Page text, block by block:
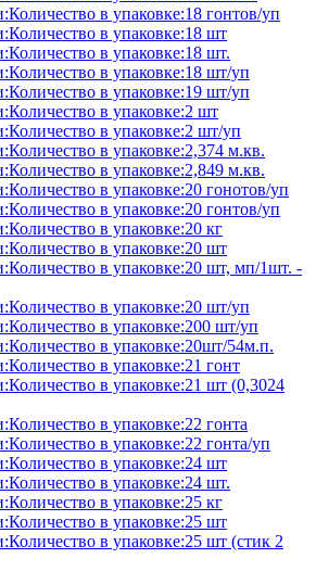
в упаковке:18 гонтов/уп
в упаковке:18 шт
в упаковке:18 шт.
в упаковке:18 шт/уп
в упаковке:19 шт/уп
в упаковке:2 шт
в упаковке:2 шт/уп
в упаковке:2,374 м.кв.
в упаковке:2,849 м.кв.
в упаковке:20 гонотов/уп
в упаковке:20 гонтов/уп
в упаковке:20 кг
в упаковке:20 шт
в упаковке:20 шт, мп/1шт. -
в упаковке:20 шт/уп
в упаковке:200 шт/уп
в упаковке:20шт/54м.п.
в упаковке:21 гонт
в упаковке:21 шт (0,3024
в упаковке:22 гонта
в упаковке:22 гонта/уп
в упаковке:24 шт
в упаковке:24 шт.
в упаковке:25 кг
в упаковке:25 шт
в упаковке:25 шт (стик 2